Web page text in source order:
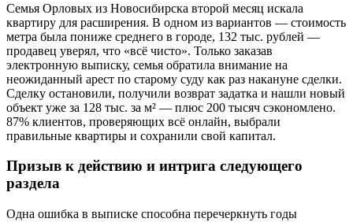
Семья Орловых из Новосибирска второй месяц искала
квартиру для расширения. В одном из вариантов — стоимость
метра была пониже среднего в городе, 132 тыс. рублей —
продавец уверял, что «всё чисто». Только заказав
электронную выписку, семья обратила внимание на
неожиданный арест по старому суду как раз накануне сделки.
Сделку остановили, получили возврат задатка и нашли новый
объект уже за 128 тыс. за м² — плюс 200 тысяч сэкономлено.
87% клиентов, проверяющих всё онлайн, выбрали
правильные квартиры и сохранили свой капитал.
Призыв к действию и интрига следующего
раздела
Одна ошибка в выписке способна перечеркнуть годы